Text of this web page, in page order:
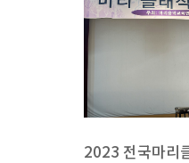
2023 전국마리